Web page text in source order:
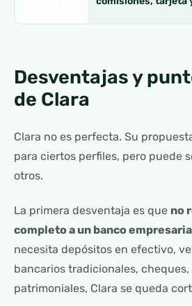
Desventajas y
de Clara
Clara no es perfecta. Su
para ciertos perfiles, pero puede
otros.
La primera desventaja es que no
completo a un banco
necesita depósitos en efectivo,
bancarios tradicionales,
patrimoniales, Clara se queda